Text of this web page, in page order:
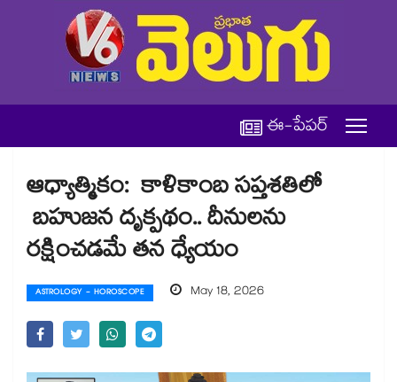
ఈ-పేపర్
ఆధ్యాత్మికం: కాళికాంబ సప్తశతిలో
బహుజన దృక్పథం.. దీనులను
రక్షించడమే తన ధ్యేయం
ASTROLOGY - HOROSCOPE May 18, 2026